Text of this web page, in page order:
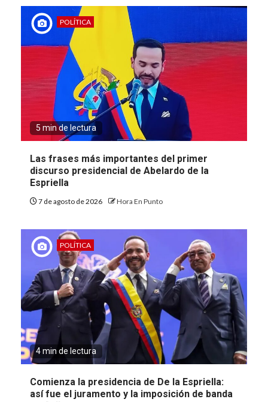
POLÍTICA
5 min de lectura
Las frases más importantes del primer
discurso presidencial de Abelardo de la
Espriella
7 de agosto de 2026 Hora En Punto
POLÍTICA
4 min de lectura
Comienza la presidencia de De la Espriella:
así fue el juramento y la imposición de banda